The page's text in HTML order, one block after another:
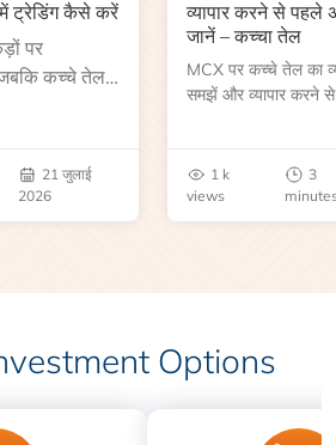
में ट्रेडिंग कैसे करें
पर
जबकि कच्चे तेल
21 जुलाई
2026
व्यापार करने से पहले
जानें – कच्चा तेल
MCX पर कच्चे तेल का
समझें और व्यापार करने
जानें।1 k
views
3
Options